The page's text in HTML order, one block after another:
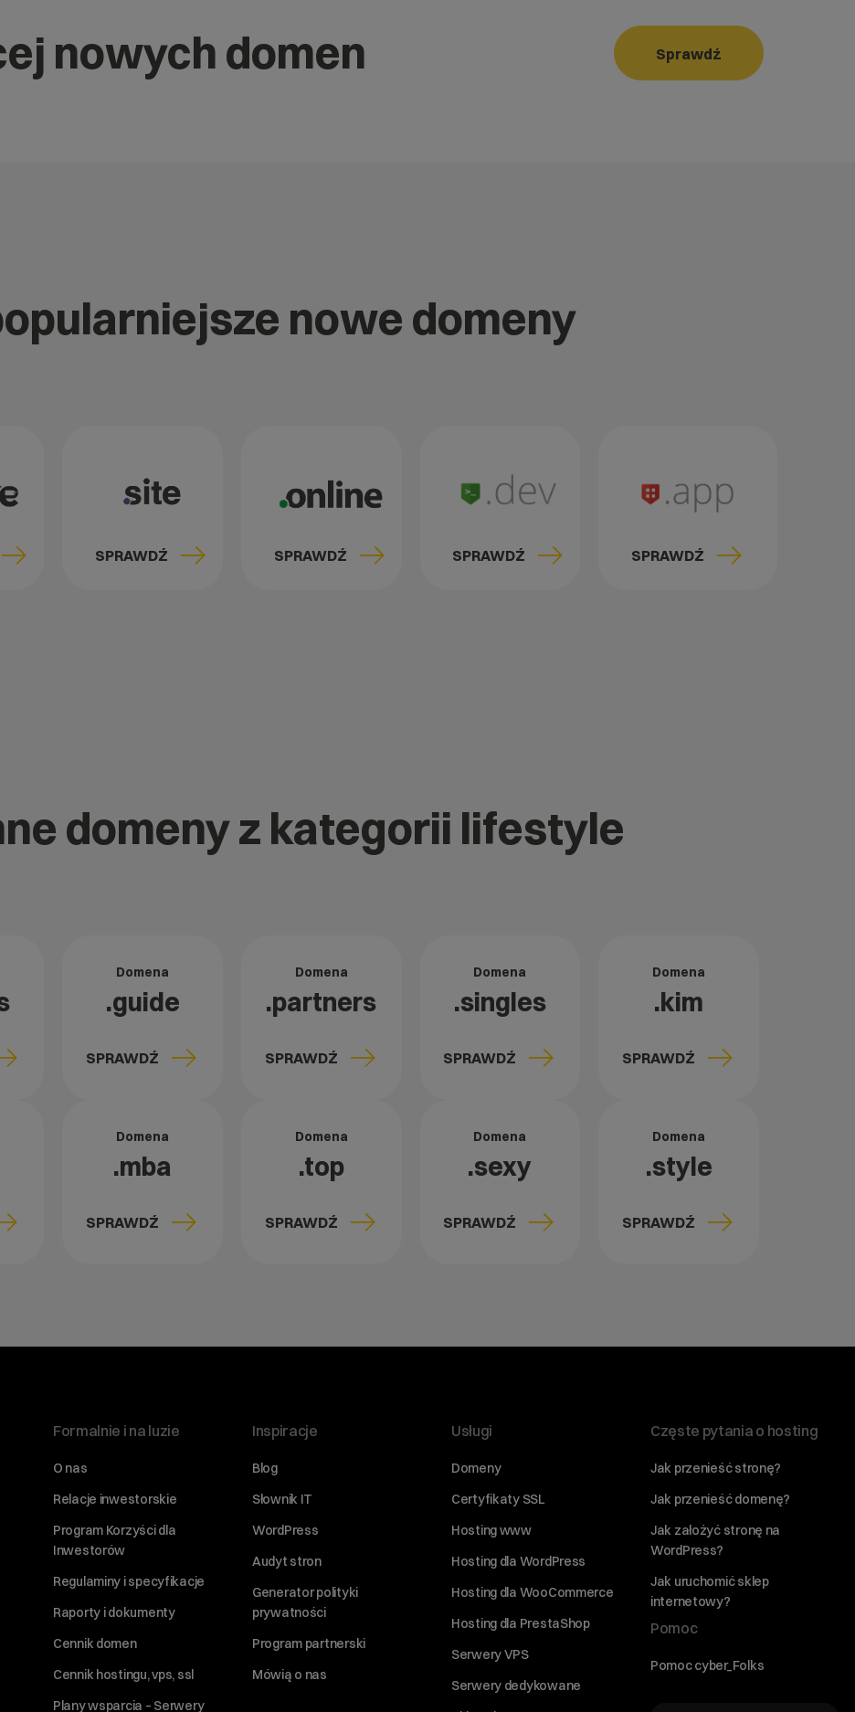
nowych domen Sprawdź
nowe domeny
SPRAWDŹ SPRAWDŹ SPRAWDŹ SPRAWDŹ
domeny z kategorii lifestyle
Domena
.guide
SPRAWDŹ
Domena
.partners
SPRAWDŹ
Domena
.singles
SPRAWDŹ
Domena
.kim
SPRAWDŹ
Domena
.mba
SPRAWDŹ
Domena
.top
SPRAWDŹ
Domena
.sexy
SPRAWDŹ
Domena
.style
SPRAWDŹ
Formalnie i na luzie
O nas
Relacje inwestorskie
Program Korzyści dla
Inwestorów
Regulaminy i specyfikacje
Raporty i dokumenty
Cennik domen
Cennik hostingu, vps, ssl
Plany wsparcia – Serwery
Inspiracje
Blog
Słownik IT
WordPress
Audyt stron
Generator polityki
prywatności
Program partnerski
Mówią o nas
Usługi
Domeny
Certyfikaty SSL
Hosting www
Hosting dla WordPress
Hosting dla WooCommerce
Hosting dla PrestaShop
Serwery VPS
Serwery dedykowane
Częste pytania o hosting
Jak przenieść stronę?
Jak przenieść domenę?
Jak założyć stronę na
WordPress?
Jak uruchomić sklep
internetowy?
Pomoc
Pomoc cyber_Folks